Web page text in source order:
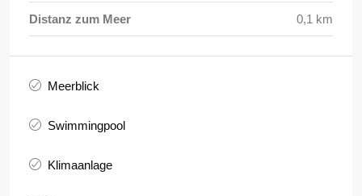
Distanz zum Meer 0,1 km
Meerblick
Swimmingpool
Klimaanlage